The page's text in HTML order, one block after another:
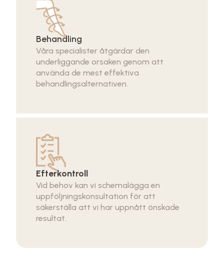
Behandling
Våra specialister åtgärdar den
underliggande orsaken genom att
använda de mest effektiva
behandlingsalternativen.
Efterkontroll
Vid behov kan vi schemalägga en
uppföljningskonsultation för att
säkerställa att vi har uppnått önskade
resultat.